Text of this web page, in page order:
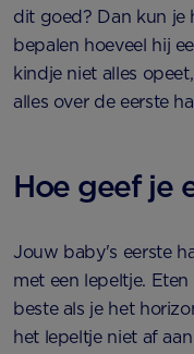
dit goed? Dan kun je
bepalen hoeveel hij
kindje niet alles
alles over de eerste
Hoe geef je
Jouw baby's eerste
met een lepeltje.
beste als je het
het lepeltje niet af